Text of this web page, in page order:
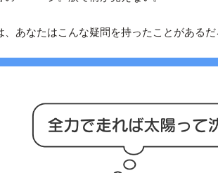
、あなたはこんな疑問を持ったことがあるだ